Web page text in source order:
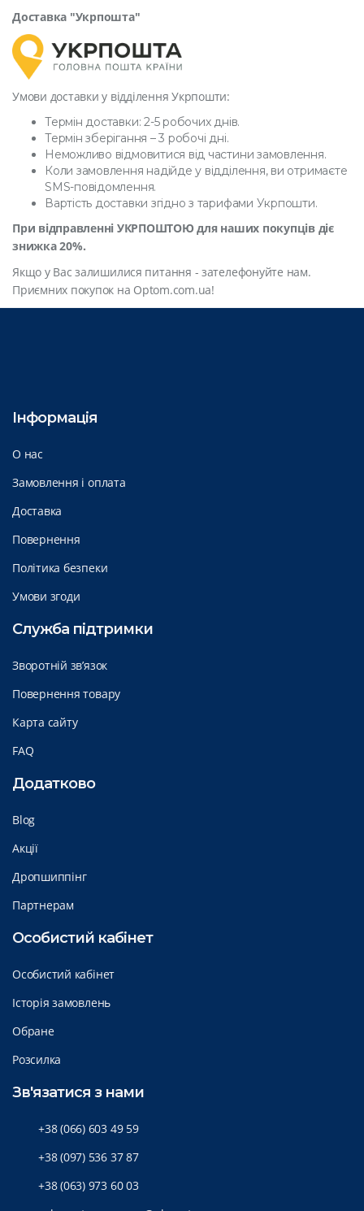
Доставка "Укрпошта"
Умови доставки у відділення Укрпошти:
Термін доставки: 2-5 робочих днів.
Термін зберігання – 3 робочі дні.
Неможливо відмовитися від частини замовлення.
Коли замовлення надійде у відділення, ви отримаєте
SMS-повідомлення.
Вартість доставки згідно з тарифами Укрпошти.
При відправленні УКРПОШТОЮ для наших покупців діє
знижка 20%.
Якщо у Вас залишилися питання - зателефонуйте нам.
Приємних покупок на Optom.com.ua!
Інформація
О нас
Замовлення і оплата
Доставка
Повернення
Політика безпеки
Умови згоди
Служба підтримки
Зворотній зв’язок
Повернення товару
Карта сайту
FAQ
Додатково
Blog
Акції
Дропшиппінг
Партнерам
Особистий кабінет
Особистий кабінет
Історія замовлень
Обране
Розсилка
Зв'язатися з нами
+38 (066) 603 49 59
+38 (097) 536 37 87
+38 (063) 973 60 03